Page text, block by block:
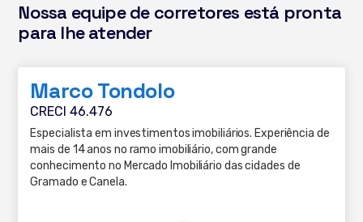
Nossa equipe de corretores está pronta
para lhe atender
Marco Tondolo
CRECI 46.476
Especialista em investimentos imobiliários. Experiência de
mais de 14 anos no ramo imobiliário, com grande
conhecimento no Mercado Imobiliário das cidades de
Gramado e Canela.